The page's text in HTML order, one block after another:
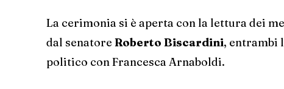
La cerimonia si è aperta con la lettura dei
dal senatore Roberto Biscardini, entrambi
politico con Francesca Arnaboldi.